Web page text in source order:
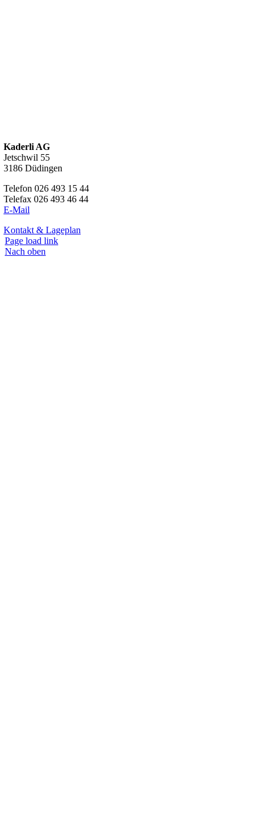
Kaderli AG
Jetschwil 55
3186 Düdingen
Telefon 026 493 15 44
Telefax 026 493 46 44
E-Mail
Kontakt & Lageplan
Page load link
Nach oben